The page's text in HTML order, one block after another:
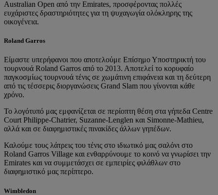
Australian Open από την Emirates, προσφέροντας πολλές
ευχάριστες δραστηριότητες για τη ψυχαγωγία ολόκληρης της
οικογένεια.
Roland Garros
Είμαστε υπερήφανοι που αποτελούμε Επίσημο Υποστηρικτή του
τουρνουά Roland Garros από το 2013. Αποτελεί το κορυφαίο
παγκοσμίως τουρνουά τένις σε χωμάτινη επιφάνεια και τη δεύτερη
από τις τέσσερις διοργανώσεις Grand Slam που γίνονται κάθε
χρόνο.
Το λογότυπό μας εμφανίζεται σε περίοπτη θέση στα γήπεδα Centre
Court Philippe-Chatrier, Suzanne-Lenglen και Simonne-Mathieu,
αλλά και σε διαφημιστικές πινακίδες άλλων γηπέδων.
Καλούμε τους λάτρεις του τένις στο ιδιωτικό μας σαλόνι στο
Roland Garros Village και ενθαρρύνουμε το κοινό να γνωρίσει την
Emirates και να συμμετάσχει σε εμπειρίες φιλάθλων στο
διαφημιστικό μας περίπτερο.
Wimbledon